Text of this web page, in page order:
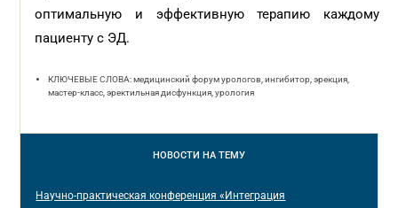
оптимальную и эффективную терапию каждому
пациенту с ЭД.
КЛЮЧЕВЫЕ СЛОВА: медицинский форум урологов, ингибитор, эрекция,
мастер-класс, эректильная дисфункция, урология
НОВОСТИ НА ТЕМУ
Научно-практическая конференция «Интеграция